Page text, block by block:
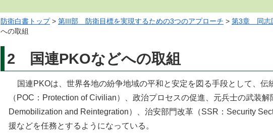
防衛白書トップ> 第III部 防衛目標を実現するための3つのアプローチ > 第3章 同志
への取組
2 国連PKOなどへの取組
国連PKOは、世界各地の紛争地域の平和と安定を図る手段として、
（POC：Protection of Civilian）、政治プロセスの促進、元兵士の武装
Demobilization and Reintegration）、治安部門改革（SSR：Security
援などを任務とするようになっている。